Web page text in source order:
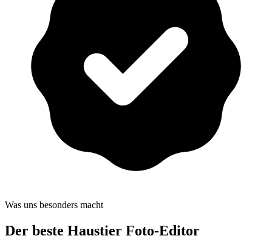
Was uns besonders macht
Der beste Haustier Foto-Editor